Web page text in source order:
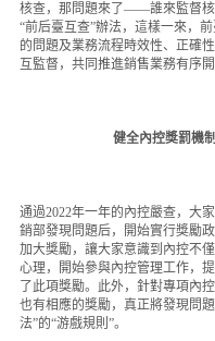
核查，那問題來了——誰來監督核
“前后臺互查”辦法，這樣一來，
的問題及業務流程時效性、正確
互監督，共同推進銷售業務有序開
健全內控獎罰機
通過2022年一年的內控嚴查，大
銷部發現問題后，開始實行獎勵
加大獎勵，讓大家意識到內控不
心理，開始參與內控管理工作，
了此項獎勵。此外，針對專項內
也有相應的獎勵，真正將發現問
法”的“游戲規則”。